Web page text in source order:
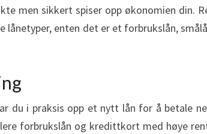
men sikkert spiser opp økonomien din.
lånetyper, enten det er et forbrukslån,
du i praksis opp et nytt lån for å betale
forbrukslån og kredittkort med høye